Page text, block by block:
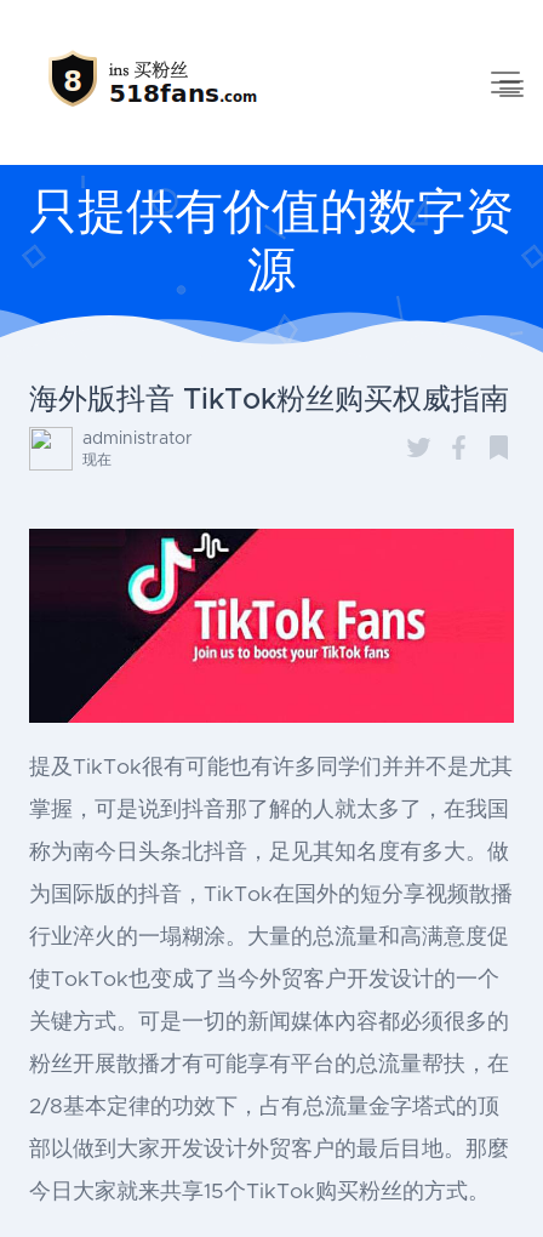
只提供有价值的数字资
源
海外版抖音 TikTok粉丝购买权威指南
administrator
现在
提及TikTok很有可能也有许多同学们并并不是尤其
掌握，可是说到抖音那了解的人就太多了，在我国
称为南今日头条北抖音，足见其知名度有多大。做
为国际版的抖音，TikTok在国外的短分享视频散播
行业淬火的一塌糊涂。大量的总流量和高满意度促
使TokTok也变成了当今外贸客户开发设计的一个
关键方式。可是一切的新闻媒体內容都必须很多的
粉丝开展散播才有可能享有平台的总流量帮扶，在
2/8基本定律的功效下，占有总流量金字塔式的顶
部以做到大家开发设计外贸客户的最后目地。那麼
今日大家就来共享15个TikTok购买粉丝的方式。